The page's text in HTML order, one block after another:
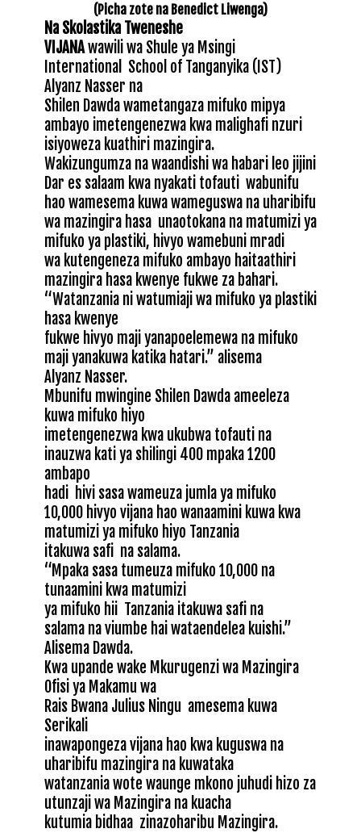
(Picha zote na Benedict Liwenga)
Na Skolastika Tweneshe
VIJANAwawili wa Shule ya Msingi
International School of Tanganyika (IST)
Alyanz Nasser na
Shilen Dawda wametangaza mifuko mipya
ambayo imetengenezwa kwa malighafi nzuri
isiyoweza kuathiri mazingira.
Wakizungumza na waandishi wa habari leo jijini
Dar es salaam kwa nyakati tofauti wabunifu
hao wamesema kuwa wameguswa na uharibifu
wa mazingira hasa unaotokana na matumizi ya
mifuko ya plastiki, hivyo wamebuni mradi
wa kutengeneza mifuko ambayo haitaathiri
mazingira hasa kwenye fukwe za bahari.
“Watanzania ni watumiaji wa mifuko ya plastiki
hasa kwenye
fukwe hivyo maji yanapoelemewa na mifuko
maji yanakuwa katika hatari.” alisema
Alyanz Nasser.
Mbunifu mwingine Shilen Dawda ameeleza
kuwa mifuko hiyo
imetengenezwa kwa ukubwa tofauti na
inauzwa kati ya shilingi 400 mpaka 1200
ambapo
hadi hivi sasa wameuza jumla ya mifuko
10,000 hivyo vijana hao wanaamini kuwa kwa
matumizi ya mifuko hiyo Tanzania
itakuwa safi na salama.
“Mpaka sasa tumeuza mifuko 10,000 na
tunaamini kwa matumizi
ya mifuko hii Tanzania itakuwa safi na
salama na viumbe hai wataendelea kuishi.”
Alisema Dawda.
Kwa upande wake Mkurugenzi wa Mazingira
Ofisi ya Makamu wa
Rais Bwana Julius Ningu amesema kuwa
Serikali
inawapongeza vijana hao kwa kuguswa na
uharibifu mazingira na kuwataka
watanzania wote waunge mkono juhudi hizo za
utunzaji wa Mazingira na kuacha
kutumia bidhaa zinazoharibu Mazingira.